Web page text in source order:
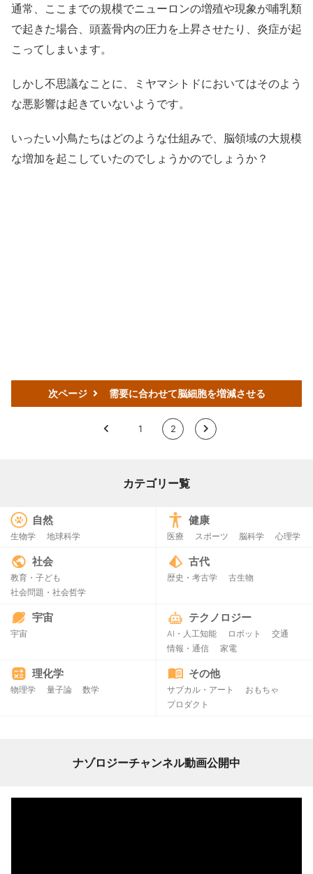
通常、ここまでの規模でニューロンの増殖や現象が哺乳類
で起きた場合、頭蓋骨内の圧力を上昇させたり、炎症が起
こってしまいます。
しかし不思議なことに、ミヤマシトドにおいてはそのよう
な悪影響は起きていないようです。
いったい小鳥たちはどのような仕組みで、脳領域の大規模
な増加を起こしていたのでしょうかのでしょうか？
次ページ 需要に合わせて脳細胞を増減させる
< 1 2 >
カテゴリー覧
自然
生物学 地球科学
健康
医療 スポーツ 脳科学 心理学
社会
教育・子ども
社会問題・社会哲学
古代
歴史・考古学 古生物
宇宙
宇宙
テクノロジー
AI・人工知能 ロボット
交通
情報・通信
家電
理化学
物理学 量子論 数学
その他
サブカル・アート
おもちゃ
プロダクト
ナゾロジーチャンネル動画公開中